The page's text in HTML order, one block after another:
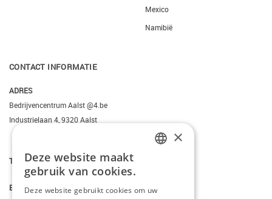
Mexico
Namibië
CONTACT INFORMATIE
ADRES
Bedrijvencentrum Aalst @4.be
Industrielaan 4, 9320 Aalst
T. +3223095206
E. info@kiddotravel.be
×
Deze website maakt
gebruik van cookies.
Deze website gebruikt cookies om uw